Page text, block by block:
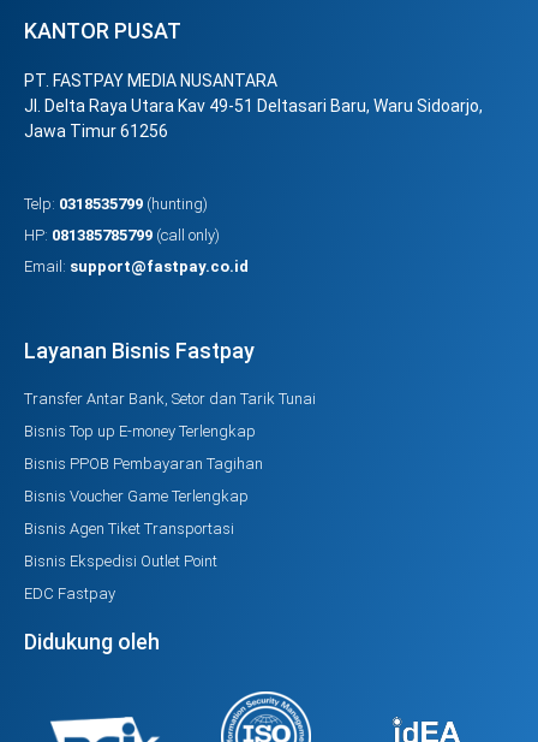
KANTOR PUSAT
PT. FASTPAY MEDIA NUSANTARA
Jl. Delta Raya Utara Kav 49-51 Deltasari Baru, Waru Sidoarjo,
Jawa Timur 61256
Telp: 0318535799 (hunting)
HP: 081385785799 (call only)
Email: support@fastpay.co.id
Layanan Bisnis Fastpay
Transfer Antar Bank, Setor dan Tarik Tunai
Bisnis Top up E-money Terlengkap
Bisnis PPOB Pembayaran Tagihan
Bisnis Voucher Game Terlengkap
Bisnis Agen Tiket Transportasi
Bisnis Ekspedisi Outlet Point
EDC Fastpay
Didukung oleh